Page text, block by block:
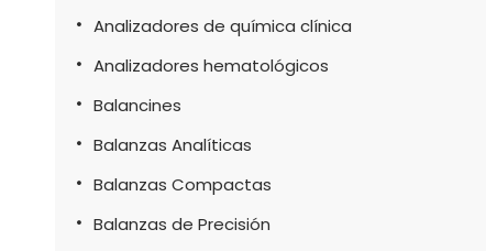
Analizadores de química clínica
Analizadores hematológicos
Balancines
Balanzas Analíticas
Balanzas Compactas
Balanzas de Precisión